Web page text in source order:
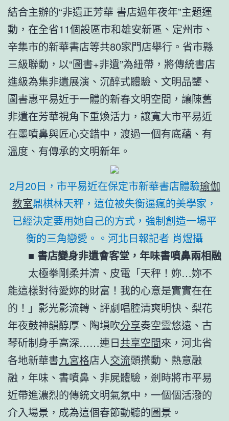
結合主辦的“非遺正芳華 書店過年夜年”主題運
動，在全省11個設區市和雄安新區、定州市、
辛集市的新華書店等共80家門店舉行。省市縣
三級聯動，以“圖書+非遺”為紐帶，將傳統書店
進級為集非遺展演、沉醉式體驗、文明品鑒、
圖書惠平易近于一體的新春文明空間，讓陳舊
非遺在芳華視角下重煥活力，讓寬大市平易近
在墨噴鼻與匠心交錯中，渡過一個有底蘊、有
溫度、有傳承的文明新年。
2月20日，市平易近在保定市新華書店體驗瑜伽
教室鼎棋林天秤，這位被失衡逼瘋的美學家，
已經決定要用她自己的方式，強制創造一場平
衡的三角戀愛。。河北日報記者 肖煜攝
■ 書店變身非遺會客堂，年味書噴鼻兩相融
太極拳剛柔并濟、皮電「天秤！妳…妳不
能這樣對待愛妳的財富！我的心意是實實在在
的！」影光影流轉、評劇唱腔清爽明快、梨花
年夜鼓神韻醇厚、陶塤吹分享奏空靈悠遠、古
琴斫制身手高深……連日共享空間來，河北省
各地新華書九宮格店人交流頭攢動、熱意融
融，年味、書噴鼻、非屍體驗，剎時將市平易
近帶進濃烈的傳統文明氣氛中，一個個活潑的
介入場景，成為這個春節動聽的圖景。